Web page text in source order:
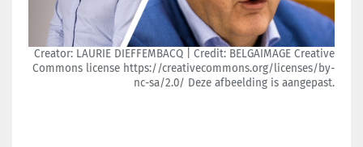
Creator: LAURIE DIEFFEMBACQ | Credit: BELGAIMAGE Creative
Commons license https://creativecommons.org/licenses/by-
nc-sa/2.0/ Deze afbeelding is aangepast.